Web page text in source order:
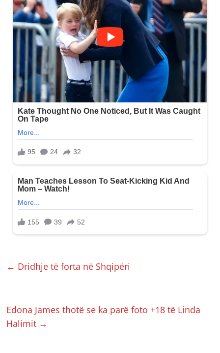
← Dridhje të forta në Shqipëri
Edona James thotë se ka parë foto +18 të Linda
Halimit →